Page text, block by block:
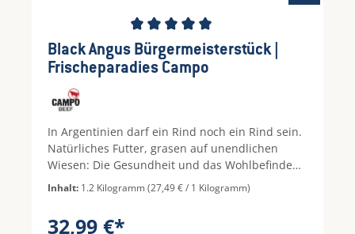
Durchschnittliche Bewertung von 5 von 5
Black Angus Bürgermeisterstück |
Frischeparadies Campo
In Argentinien darf ein Rind noch ein Rind sein.
Natürliches Futter, grasen auf unendlichen
Wiesen: Die Gesundheit und das Wohlbefinden
der Tiere stehen im Mittelpunkt. Argentinisches
Rindfleisch gehört zum Besten, was eine Küche
Liga einen Spitzenplatz! So zählt auch unser
Inhalt: 1.2 Kilogramm(27,49 € / 1 Kilogramm)
32,99 €*